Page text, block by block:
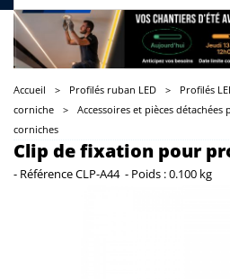
Accueil > Profilés ruban LED >
Profilés
corniche
>
Accessoires et pièces
corniches
Clip de fixation pour
- RéférenceCLP-A44 - Poids :0.100 kg